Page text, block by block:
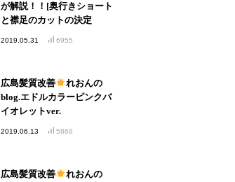
が解説！！[奥行きショート
と襟足のカットの決定
2019.05.31 6955
広島髪質改善
れおんの
blog.エドルカラーピンクバ
イオレットver.
2019.06.13 5868
広島髪質改善
れおんの